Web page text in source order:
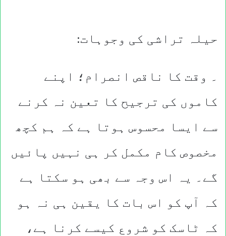
حیلہ تراشی کی وجوہات:
۔ وقت کا ناقص انصرام؛ اپنے
کاموں کی ترجیح کا تعین نہ کرنے
سے ایسا محسوس ہوتا ہے کہ ہم کچھ
مخصوص کام مکمل کر ہی نہیں پائیں
گے۔ یہ اس وجہ سے بھی ہو سکتا ہے
کہ آپ کو اس بات کا یقین ہی نہ ہو
کہ ٹاسک کو شروع کیسے کرنا ہے،